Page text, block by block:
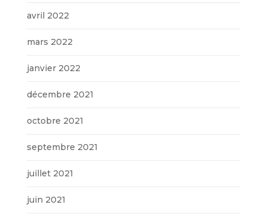
avril 2022
mars 2022
janvier 2022
décembre 2021
octobre 2021
septembre 2021
juillet 2021
juin 2021